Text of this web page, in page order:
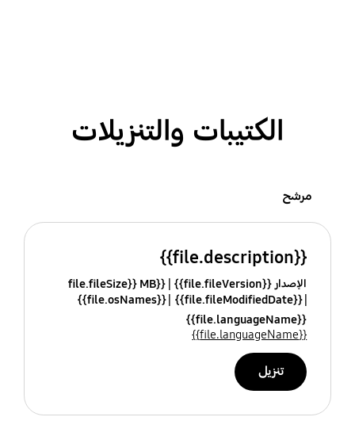
الكتيبات والتنزيلات
مرشح
{{file.description}}
الإصدار {{file.fileVersion}}
{{file.fileSize}} MB
{{file.fileModifiedDate}}
{{file.osNames}}
{{file.languageName}}
{{file.languageName}}
تنزيل